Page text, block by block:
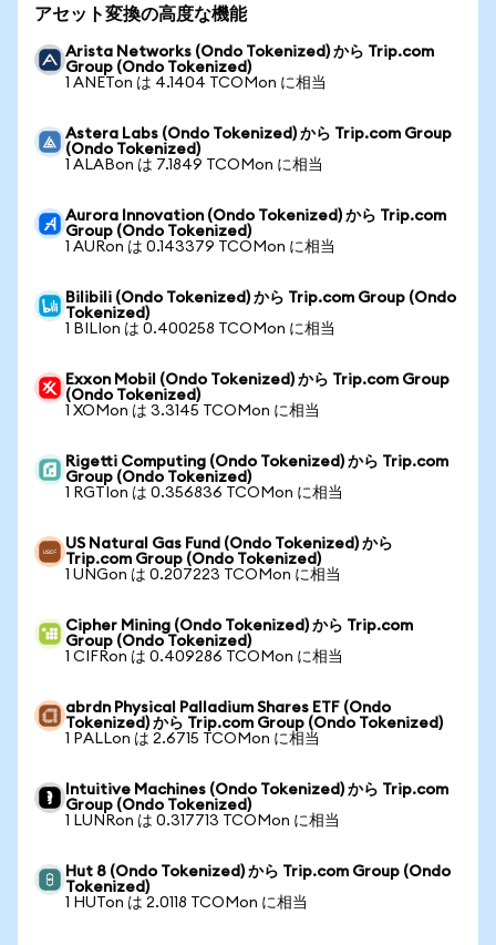
アセット変換の高度な機能
Arista Networks (Ondo Tokenized) から Trip.com
Group (Ondo Tokenized)
1 ANETon は 4.1404 TCOMon に相当
Astera Labs (Ondo Tokenized) から Trip.com Group
(Ondo Tokenized)
1 ALABon は 7.1849 TCOMon に相当
Aurora Innovation (Ondo Tokenized) から Trip.com
Group (Ondo Tokenized)
1 AURon は 0.143379 TCOMon に相当
Bilibili (Ondo Tokenized) から Trip.com Group (Ondo
Tokenized)
1 BILIon は 0.400258 TCOMon に相当
Exxon Mobil (Ondo Tokenized) から Trip.com Group
(Ondo Tokenized)
1 XOMon は 3.3145 TCOMon に相当
Rigetti Computing (Ondo Tokenized) から Trip.com
Group (Ondo Tokenized)
1 RGTIon は 0.356836 TCOMon に相当
US Natural Gas Fund (Ondo Tokenized) から
Trip.com Group (Ondo Tokenized)
1 UNGon は 0.207223 TCOMon に相当
Cipher Mining (Ondo Tokenized) から Trip.com
Group (Ondo Tokenized)
1 CIFRon は 0.409286 TCOMon に相当
abrdn Physical Palladium Shares ETF (Ondo
Tokenized) から Trip.com Group (Ondo Tokenized)
1 PALLon は 2.6715 TCOMon に相当
Intuitive Machines (Ondo Tokenized) から Trip.com
Group (Ondo Tokenized)
1 LUNRon は 0.317713 TCOMon に相当
Hut 8 (Ondo Tokenized) から Trip.com Group (Ondo
Tokenized)
1 HUTon は 2.0118 TCOMon に相当